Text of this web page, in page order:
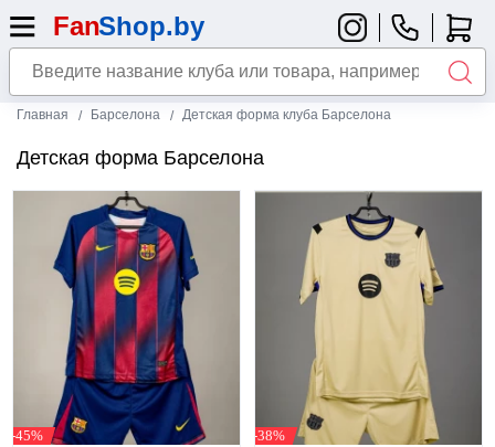
Главная Барселона Детская форма клуба Барселона
Детская форма Барселона
-45%
-38%